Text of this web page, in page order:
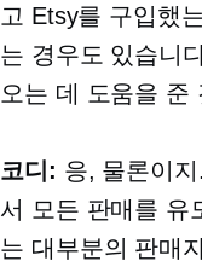
고 Etsy를 구입했
는 경우도 있습니
오는 데 도움을 준
코디: 응, 물론이
서 모든 판매를 유
는 대부분의 판매